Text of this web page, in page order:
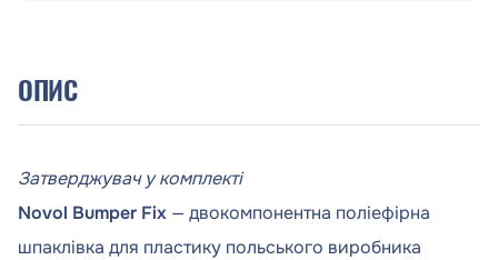
ОПИС
Затверджувач у комплекті
Novol Bumper Fix — двокомпонентна поліефірна
шпаклівка для пластику польського виробника